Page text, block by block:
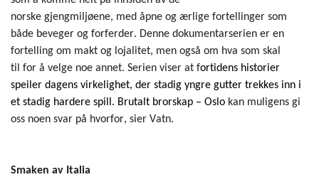
norske gjengmiljøene, med åpne og ærlige fortellinger som
både beveger og forferder. Denne dokumentarserien er en
fortelling om makt og lojalitet, men også om hva som skal
til for å velge noe annet. Serien viser at fortidens historier
speiler dagens virkelighet, der stadig yngre gutter trekkes inn i
et stadig hardere spill. Brutalt brorskap – Oslo kan muligens gi
oss noen svar på hvorfor, sier Vatn.
Smaken av Italia